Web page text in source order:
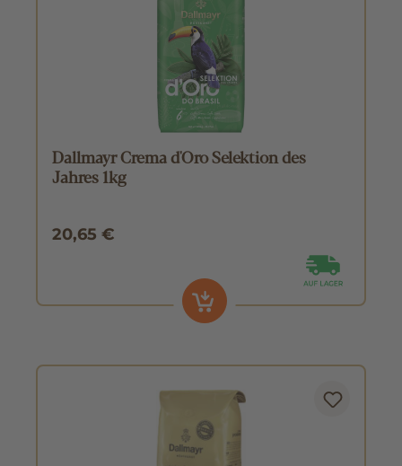
Dallmayr Crema d'Oro Selektion des
Jahres 1kg
20,65 €